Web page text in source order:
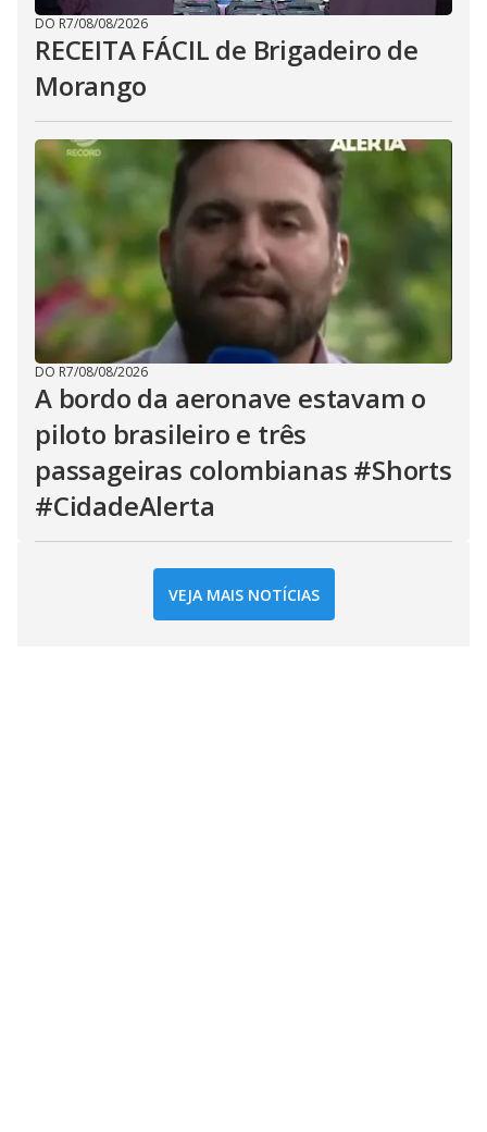
DO R7/08/08/2026
RECEITA FÁCIL de Brigadeiro de
Morango
DO R7/08/08/2026
A bordo da aeronave estavam o
piloto brasileiro e três
passageiras colombianas #Shorts
#CidadeAlerta
VEJA MAIS NOTÍCIAS